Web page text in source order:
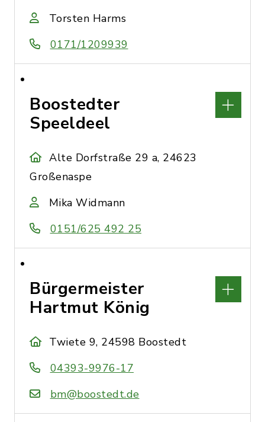
Torsten Harms
0171/1209939
Boostedter
Speeldeel
Alte Dorfstraße 29 a, 24623
Großenaspe
Mika Widmann
0151/625 492 25
Bürgermeister
Hartmut König
Twiete 9, 24598 Boostedt
04393-9976-17
bm@boostedt.de